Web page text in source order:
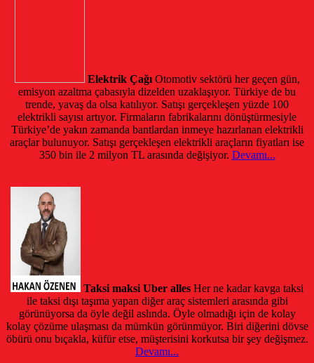
Elektrik Çağı Otomotiv sektörü her geçen gün,
emisyon azaltma çabasıyla dizelden uzaklaşıyor. Türkiye de bu
trende, yavaş da olsa katılıyor. Satışı gerçekleşen yüzde 100
elektrikli sayısı artıyor. Firmaların fabrikalarını dönüştürmesiyle
Türkiye’de yakın zamanda bantlardan inmeye hazırlanan elektrikli
araçlar bulunuyor. Satışı gerçekleşen elektrikli araçların fiyatları ise
350 bin ile 2 milyon TL arasında değişiyor. Devamı...
Taksi maksi Uber alles Her ne kadar kavga taksi
ile taksi dışı taşıma yapan diğer araç sistemleri arasında gibi
görünüyorsa da öyle değil aslında. Öyle olmadığı için de kolay
kolay çözüme ulaşması da mümkün görünmüyor. Biri diğerini dövse
öbürü onu bıçakla, küfür etse, müşterisini korkutsa bir şey değişmez.
Devamı...